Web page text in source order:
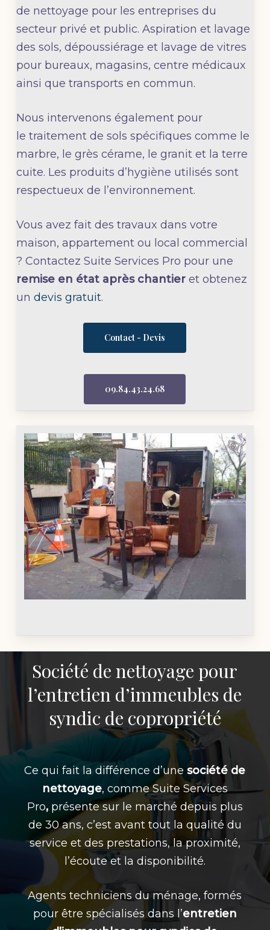
de nettoyage pour les entreprises du
secteur privé et public. Aspiration et lavage
des sols, dépoussiérage et lavage de vitres
pour bureaux, magasins, centre médicaux
ainsi que transports en commun.
Nous intervenons également pour
le traitement de sols spécifiques comme le
marbre, le grès cérame, le granit et la terre
cuite. Les produits d’hygiène utilisés sont
respectueux de l’environnement.
Vous avez fait des travaux dans votre
maison, appartement ou local commercial
? Contactez Suite Services Pro pour une
remise en état après chantieret obtenez
un devis gratuit.
Contact - Devis
09.84.43.24.68
Société de nettoyage pour
l’entretien d’immeubles de
syndic de copropriété
Ce qui fait la différence d’unesociété de
nettoyage, comme Suite Services
Pro,présente sur le marché depuis plus
de 30 ans, c’est avant tout la qualité du
service et des prestations, la proximité,
l’écoute et la disponibilité.
Agents techniciens du ménage, formés
pour être spécialisés dans l’entretien